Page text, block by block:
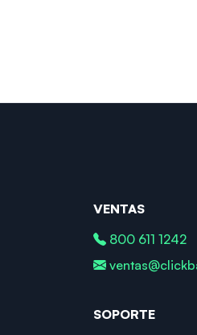
VENTAS
800 611 1242
SOPORTE